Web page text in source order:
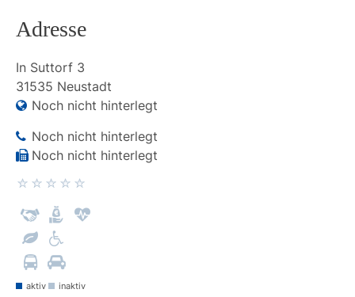
Adresse
In Suttorf 3
31535 Neustadt
Noch nicht hinterlegt
Noch nicht hinterlegt
Noch nicht hinterlegt
aktiv inaktiv